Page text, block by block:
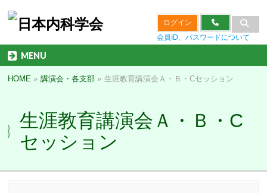
ログイン
会員ID、パスワードについて
MENU
HOME » 講演会・各支部 » 生涯教育講演会Ａ・Ｂ・Cセッション
生涯教育講演会Ａ・Ｂ・C
セッション